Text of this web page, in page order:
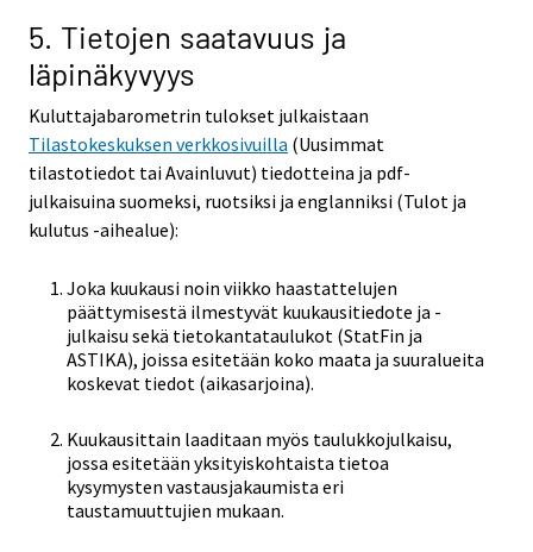
5. Tietojen saatavuus ja
läpinäkyvyys
Kuluttajabarometrin tulokset julkaistaan
Tilastokeskuksen verkkosivuilla (Uusimmat
tilastotiedot tai Avainluvut) tiedotteina ja pdf-
julkaisuina suomeksi, ruotsiksi ja englanniksi (Tulot ja
kulutus -aihealue):
Joka kuukausi noin viikko haastattelujen
päättymisestä ilmestyvät kuukausitiedote ja -
julkaisu sekä tietokantataulukot (StatFin ja
ASTIKA), joissa esitetään koko maata ja suuralueita
koskevat tiedot (aikasarjoina).
Kuukausittain laaditaan myös taulukkojulkaisu,
jossa esitetään yksityiskohtaista tietoa
kysymysten vastausjakaumista eri
taustamuuttujien mukaan.